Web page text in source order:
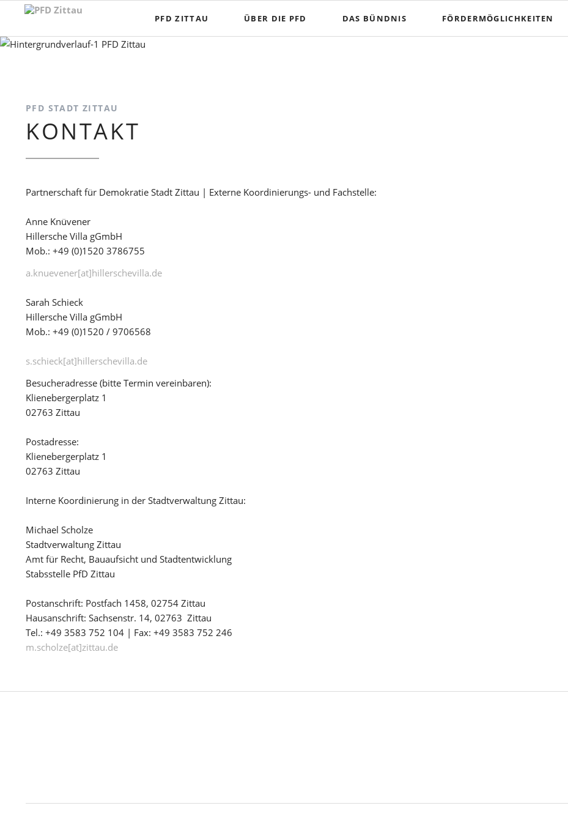
überspringen
PFD ZITTAU ÜBER DIE PFD DAS BÜNDNIS FÖRDERMÖGLICHKEITEN
PFD STADT ZITTAU
KONTAKT
Partnerschaft für Demokratie Stadt Zittau | Externe Koordinierungs- und Fachstelle:
Anne Knüvener
Hillersche Villa gGmbH
Mob.: +49 (0)1520 3786755
a.knuevener[at]hillerschevilla.de
Sarah Schieck
Hillersche Villa gGmbH
Mob.: +49 (0)1520 / 9706568
s.schieck[at]hillerschevilla.de
Besucheradresse (bitte Termin vereinbaren):
Klienebergerplatz 1
02763 Zittau
Postadresse:
Klienebergerplatz 1
02763 Zittau
Interne Koordinierung in der Stadtverwaltung Zittau:
Michael Scholze
Stadtverwaltung Zittau
Amt für Recht, Bauaufsicht und Stadtentwicklung
Stabsstelle PfD Zittau
Postanschrift: Postfach 1458, 02754 Zittau
Hausanschrift: Sachsenstr. 14, 02763 Zittau
Tel.: +49 3583 752 104 | Fax: +49 3583 752 246
m.scholze[at]zittau.de